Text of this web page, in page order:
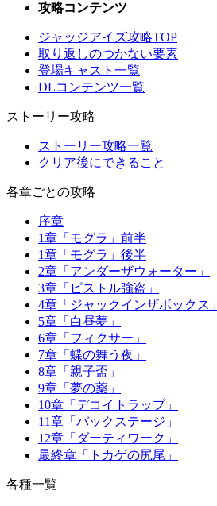
攻略コンテンツ
ジャッジアイズ攻略TOP
取り返しのつかない要素
登場キャスト一覧
DLコンテンツ一覧
ストーリー攻略
ストーリー攻略一覧
クリア後にできること
各章ごとの攻略
序章
1章「モグラ」前半
1章「モグラ」後半
2章「アンダーザウォーター」
3章「ピストル強盗」
4章「ジャックインザボックス」
5章「白昼夢」
6章「フィクサー」
7章「蝶の舞う夜」
8章「親子盃」
9章「夢の薬」
10章「デコイトラップ」
11章「バックステージ」
12章「ダーティワーク」
最終章「トカゲの尻尾」
各種一覧